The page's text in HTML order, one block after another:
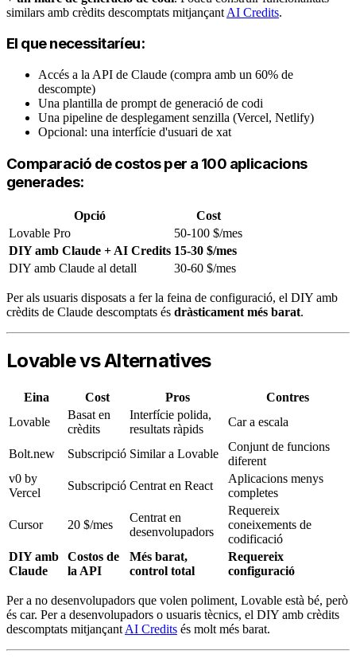
similars amb crèdits descomptats mitjançant AI Credits.
El que necessitaríeu:
Accés a la API de Claude (compra amb un 60% de
descompte)
Una plantilla de prompt de generació de codi
Una pipeline de desplegament senzilla (Vercel, Netlify)
Opcional: una interfície d'usuari de xat
Comparació de costos per a 100 aplicacions
generades:
Opció
Cost
Lovable Pro
50-100 $/mes
DIY amb Claude + AI Credits 15-30 $/mes
DIY amb Claude al detall
30-60 $/mes
Per als usuaris disposats a fer la feina de configuració, el DIY amb
crèdits de Claude descomptats és dràsticament més barat.
Lovable vs Alternatives
Eina Cost Pros
Contres
Lovable
Basat en
crèdits
Interfície polida,
resultats ràpids
Car a escala
Bolt.new Subscripció Similar a Lovable
Conjunt de funcions
diferent
v0 by
Vercel
Subscripció Centrat en React
Aplicacions menys
completes
Cursor 20 $/mes
Centrat en
desenvolupadors
Requereix
coneixements de
codificació
DIY amb
Claude
Costos de
la API
Més barat,
control total
Requereix
configuració
Per a no desenvolupadors que volen poliment, Lovable està bé, però
és car. Per a desenvolupadors o usuaris tècnics, el DIY amb crèdits
descomptats mitjançant AI Credits és molt més barat.